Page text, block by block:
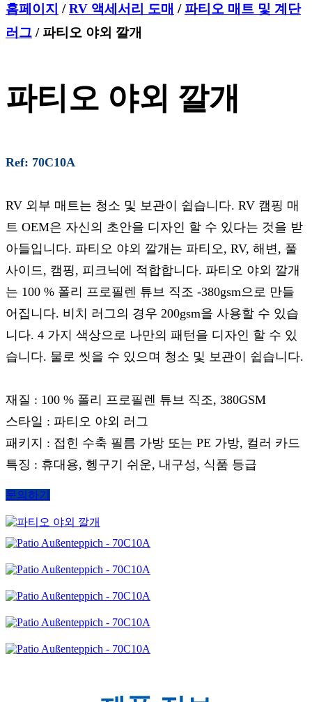
홈페이지 /RV 액세서리 도매 / 파티오 매트 및 계단
러그 / 파티오 야외 깔개
파티오 야외 깔개
Ref: 70C10A
RV 외부 매트는 청소 및 보관이 쉽습니다. RV 캠핑 매
트 OEM은 자신의 초안을 디자인 할 수 있다는 것을 받
아들입니다. 파티오 야외 깔개는 파티오, RV, 해변, 풀
사이드, 캠핑, 피크닉에 적합합니다. 파티오 야외 깔개
는 100 % 폴리 프로필렌 튜브 직조 -380gsm으로 만들
어집니다. 비치 러그의 경우 200gsm을 사용할 수 있습
니다. 4 가지 색상으로 나만의 패턴을 디자인 할 수 있
습니다. 물로 씻을 수 있으며 청소 및 보관이 쉽습니다.
재질 : 100 % 폴리 프로필렌 튜브 직조, 380GSM
스타일 : 파티오 야외 러그
패키지 : 접힌 수축 필름 가방 또는 PE 가방, 컬러 카드
특징 : 휴대용, 헹구기 쉬운, 내구성, 식품 등급
문의하기